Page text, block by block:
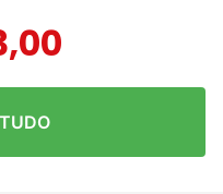
,00